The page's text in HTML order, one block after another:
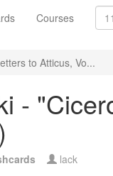
Courses
to Atticus, Vo...
-
lack